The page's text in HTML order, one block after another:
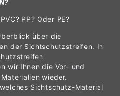
PP? Oder PE?
über die
der Sichtschutzstreifen. In
wir Ihnen die Vor- und
wieder.
Sichtschutz-Material